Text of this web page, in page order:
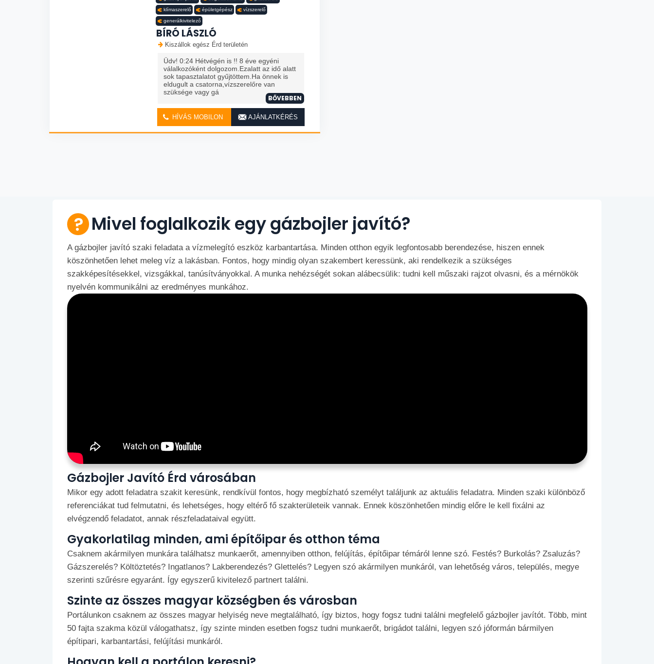
klímaszerelő épületgépész vízszerelő
generálkivitelező
BÍRÓ LÁSZLÓ
Kiszállok egész Érd területén
Üdv! 0:24 Hétvégén is !! 8 éve egyéni
válalkozóként dolgozom.Ezalatt az idő alatt
sok tapasztalatot gyűjtöttem.Ha önnek is
eldugult a csatorna,vízszerelőre van
szüksége vagy gá
BŐVEBBEN
HÍVÁS MOBILON AJÁNLATKÉRÉS
Mivel foglalkozik egy gázbojler javító?
A gázbojler javító szaki feladata a vízmelegító eszköz karbantartása. Minden otthon egyik legfontosabb berendezése, hiszen ennek
köszönhetően lehet meleg víz a lakásban. Fontos, hogy mindig olyan szakembert keressünk, aki rendelkezik a szükséges
szakképesítésekkel, vizsgákkal, tanúsítványokkal. A munka nehézségét sokan alábecsülik: tudni kell műszaki rajzot olvasni, és a mérnökök
nyelvén kommunikálni az eredményes munkához.
Gázbojler Javító Érd városában
Mikor egy adott feladatra szakit keresünk, rendkívül fontos, hogy megbízható személyt találjunk az aktuális feladatra. Minden szaki különböző
referenciákat tud felmutatni, és lehetséges, hogy eltérő fő szakterületeik vannak. Ennek köszönhetően mindig előre le kell fixálni az
elvégzendő feladatot, annak részfeladataival együtt.
Gyakorlatilag minden, ami építőipar és otthon téma
Csaknem akármilyen munkára találhatsz munkaerőt, amennyiben otthon, felújítás, építőipar témáról lenne szó. Festés? Burkolás? Zsaluzás?
Gázszerelés? Költöztetés? Ingatlanos? Lakberendezés? Glettelés? Legyen szó akármilyen munkáról, van lehetőség város, település, megye
szerinti szűrésre egyaránt. Így egyszerű kivitelező partnert találni.
Szinte az összes magyar községben és városban
Portálunkon csaknem az összes magyar helyiség neve megtalálható, így biztos, hogy fogsz tudni találni megfelelő gázbojler javítót. Több, mint
50 fajta szakma közül válogathatsz, így szinte minden esetben fogsz tudni munkaerőt, brigádot találni, legyen szó jóformán bármilyen
építipari, karbantartási, felújítási munkáról.